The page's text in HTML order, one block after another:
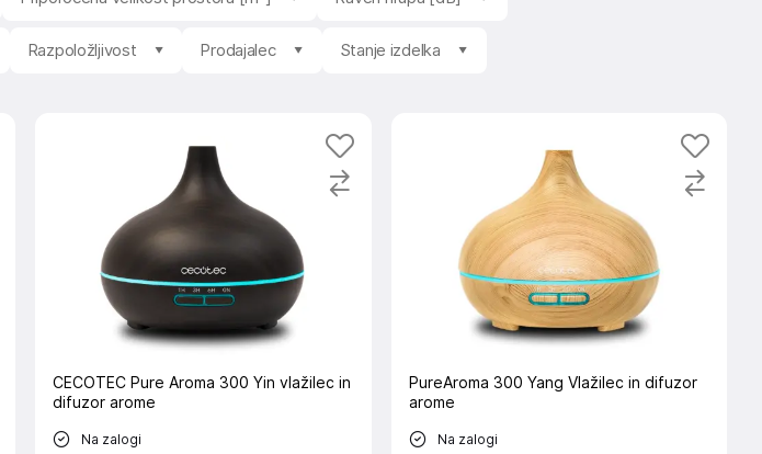
Razpoložljivost Prodajalec Stanje izdelka
CECOTEC Pure Aroma 300 Yin vlažilec in
difuzor arome
Na zalogi
PureAroma 300 Yang Vlažilec in difuzor
arome
Na zalogi